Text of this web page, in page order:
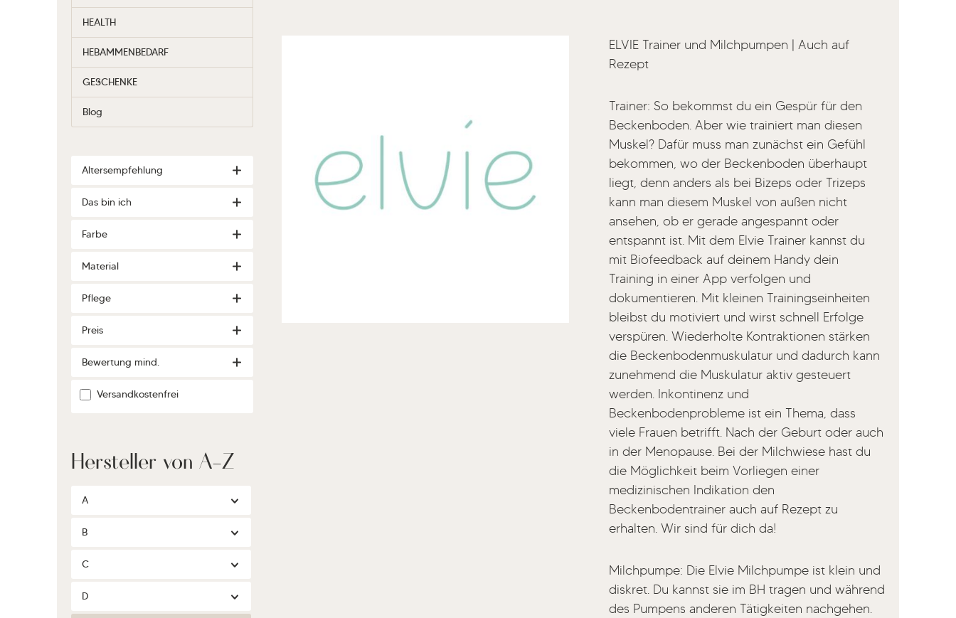
HEALTH
HEBAMMENBEDARF
GESCHENKE
Blog
Altersempfehlung
Das bin ich
Farbe
Material
Pflege
Preis
Bewertung mind.
Filter hinzufügen: Versandkostenfrei
Versandkostenfrei
Hersteller von A-Z
A
B
C
D
ELVIE Trainer und Milchpumpen | Auch auf
Rezept
Trainer: So bekommst du ein Gespür für den
Beckenboden. Aber wie trainiert man diesen
Muskel? Dafür muss man zunächst ein Gefühl
bekommen, wo der Beckenboden überhaupt
liegt, denn anders als bei Bizeps oder Trizeps
kann man diesem Muskel von außen nicht
ansehen, ob er gerade angespannt oder
entspannt ist. Mit dem Elvie Trainer kannst du
mit Biofeedback auf deinem Handy dein
Training in einer App verfolgen und
dokumentieren. Mit kleinen Trainingseinheiten
bleibst du motiviert und wirst schnell Erfolge
verspüren. Wiederholte Kontraktionen stärken
die Beckenbodenmuskulatur und dadurch kann
zunehmend die Muskulatur aktiv gesteuert
werden. Inkontinenz und
Beckenbodenprobleme ist ein Thema, dass
viele Frauen betrifft. Nach der Geburt oder auch
in der Menopause. Bei der Milchwiese hast du
die Möglichkeit beim Vorliegen einer
medizinischen Indikation den
Beckenbodentrainer auch auf Rezept zu
erhalten. Wir sind für dich da!
Milchpumpe: Die Elvie Milchpumpe ist klein und
diskret. Du kannst sie im BH tragen und während
des Pumpens anderen Tätigkeiten nachgehen.